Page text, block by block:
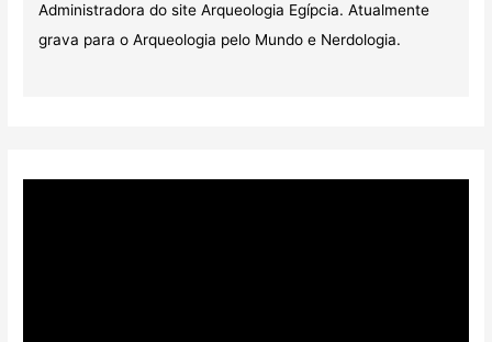
Administradora do site Arqueologia Egípcia. Atualmente
grava para o Arqueologia pelo Mundo e Nerdologia.